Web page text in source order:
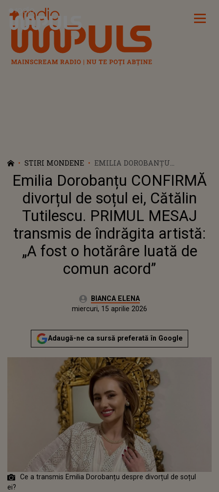
Radio Impuls
STIRI MONDENE
EMILIA DOROBANȚU
CONFIRMĂ DIVORȚUL DE SOȚUL
EI, CĂTĂLIN TUTILESCU.
PRIMUL MESAJ TRANSMIS DE
ÎNDRĂGITA ARTISTĂ: „A FOST O
HOTĂRÂRE LUATĂ DE COMUN
Emilia Dorobanțu CONFIRMĂ
divorțul de soțul ei, Cătălin
Tutilescu. PRIMUL MESAJ
transmis de îndrăgita artistă:
„A fost o hotărâre luată de
comun acord”
Autor:BIANCA ELENA
miercuri, 15 aprilie 2026Actualizat:
miercuri, 15 aprilie 2026
Adaugă-ne ca sursă preferată în Google
Ce a transmis Emilia Dorobanțu despre divorțul de soțul
ei?